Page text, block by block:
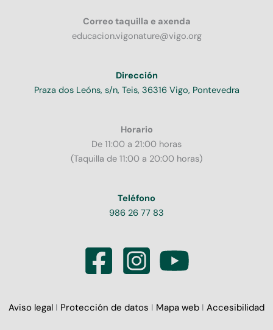
Correo taquilla e axenda
educacion.vigonature@vigo.org
Dirección
Praza dos Leóns, s/n, Teis, 36316 Vigo, Pontevedra
Horario
De 11:00 a 21:00 horas
(Taquilla de 11:00 a 20:00 horas)
Teléfono
986 26 77 83
Aviso legal I Protección de datos I Mapa web I Accesibilidad